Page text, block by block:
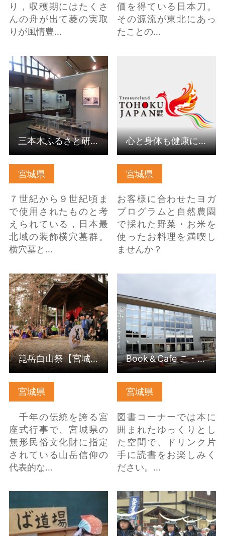
り，収穫期にはたくさ
んの舟が出て菱の実取
りが風情豊…
価を得ている日本刀。
その源流が東北にあっ
たことの…
宮城県
７世紀から９世紀頃ま
で使用されたものと考
えられている，日本最
北域の装飾横穴墓群。
横穴墓と…
三本木ふるさと研修セ
ンター の詳細はこちら
三本木ふるさと研修センター
宮城県
お客様に合わせたヨガ
プログラムと自然農園
で採れた野菜・お米を
使ったお料理を満喫し
ませんか？
心と身体も健康に ヨガと彩りランチ
宮城県
千年の伝統を誇る宮
座式行事で、宮城県の
無形民俗文化財に指定
されている山岳信仰の
代表的な…
箟岳白山祭【宮城県涌
谷町】 の詳細はこちら
箟岳白山祭【宮城県涌谷町】
宮城県
図書コーナーでは本に
囲まれたゆっくりとし
た空間で、ドリンク片
手に読書をお楽しみく
ださい。…
Book＆Cafe こ・らっしぇ
細はこちら
政宗公まつり の詳細は
こちら